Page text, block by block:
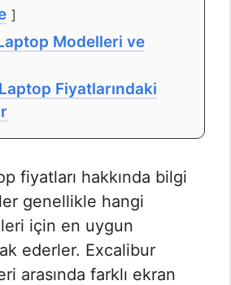
Modelleri ve
Fiyatlarındaki
fiyatları hakkında bilgi
genellikle hangi
için en uygun
ederler. Excalibur
arasında farklı ekran